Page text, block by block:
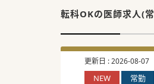
転科OKの医師求人(
更新日 :2026-08-07
NEW 常勤